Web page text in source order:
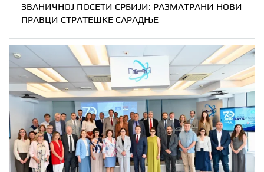
ЗВАНИЧНОЈ ПОСЕТИ СРБИЈИ: РАЗМАТРАНИ НОВИ
ПРАВЦИ СТРАТЕШКЕ САРАДЊЕ